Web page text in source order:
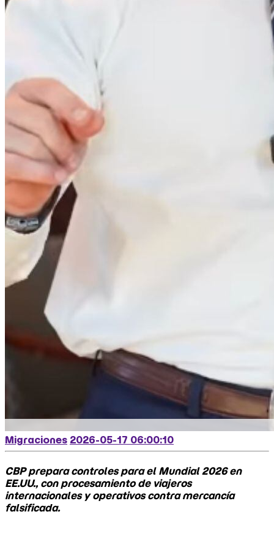
Migraciones 2026-05-17 06:00:10
CBP prepara controles para el Mundial 2026 en
EE.UU., con procesamiento de viajeros
internacionales y operativos contra mercancía
falsificada.